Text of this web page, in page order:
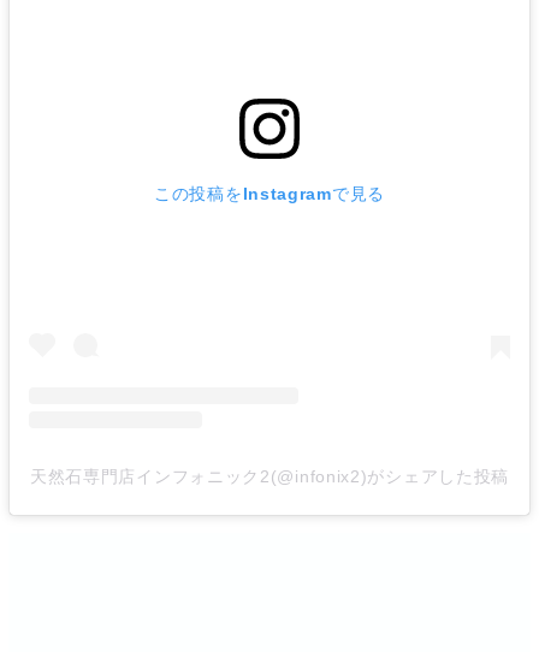
この投稿をInstagramで見る
天然石専門店インフォニック2(@infonix2)がシェアした投稿